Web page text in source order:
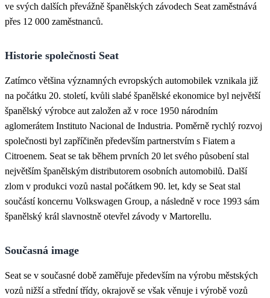
ve svých dalších převážně španělských závodech Seat zaměstnává
přes 12 000 zaměstnanců.
Historie společnosti Seat
Zatímco většina významných evropských automobilek vznikala již
na počátku 20. století, kvůli slabé španělské ekonomice byl největší
španělský výrobce aut založen až v roce 1950 národním
aglomerátem Instituto Nacional de Industria. Poměrně rychlý rozvoj
společnosti byl zapříčiněn především partnerstvím s Fiatem a
Citroenem. Seat se tak během prvních 20 let svého působení stal
největším španělským distributorem osobních automobilů. Další
zlom v produkci vozů nastal počátkem 90. let, kdy se Seat stal
součástí koncernu Volkswagen Group, a následně v roce 1993 sám
španělský král slavnostně otevřel závody v Martorellu.
Současná image
Seat se v současné době zaměřuje především na výrobu městských
vozů nižší a střední třídy, okrajově se však věnuje i výrobě vozů